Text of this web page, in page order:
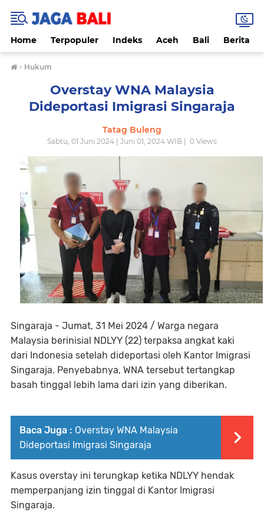
Home Terpopuler Indeks Aceh Bali Berita
› Hukum
Overstay WNA Malaysia
Dideportasi Imigrasi Singaraja
Tatag Buleng
Sabtu, 01 Juni 2024 | Juni 01, 2024 WIB | 0 Views
Singaraja - Jumat, 31 Mei 2024 / Warga negara
Malaysia berinisial NDLYY (22) terpaksa angkat kaki
dari Indonesia setelah dideportasi oleh Kantor Imigrasi
Singaraja. Penyebabnya, WNA tersebut tertangkap
basah tinggal lebih lama dari izin yang diberikan.
Baca Juga : Overstay WNA Malaysia
Dideportasi Imigrasi Singaraja
Kasus overstay ini terungkap ketika NDLYY hendak
memperpanjang izin tinggal di Kantor Imigrasi
Singaraja.